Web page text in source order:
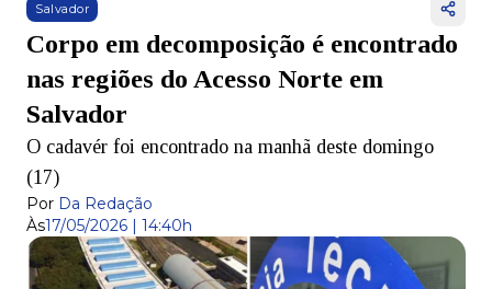
Salvador
Corpo em decomposição é encontrado
nas regiões do Acesso Norte em
Salvador
O cadavér foi encontrado na manhã deste domingo
(17)
Por Da Redação
Às17/05/2026 | 14:40h